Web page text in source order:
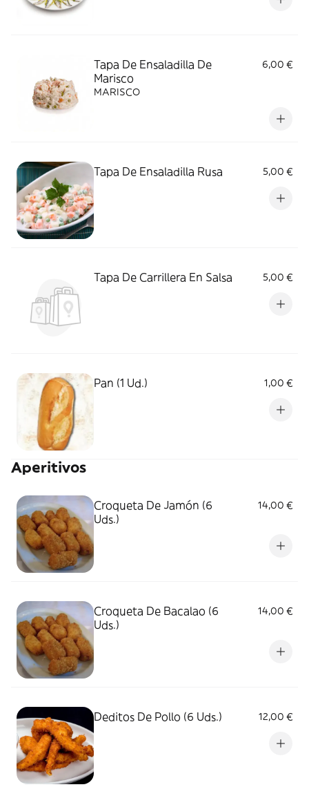
Tapa De Ensaladilla De
Marisco
6,00 €
MARISCO
Tapa De Ensaladilla Rusa 5,00 €
Tapa De Carrillera En Salsa 5,00 €
Pan (1 Ud.) 1,00 €
Aperitivos
Croqueta De Jamón (6
Uds.)
14,00 €
Croqueta De Bacalao (6
Uds.)
14,00 €
Deditos De Pollo (6 Uds.) 12,00 €